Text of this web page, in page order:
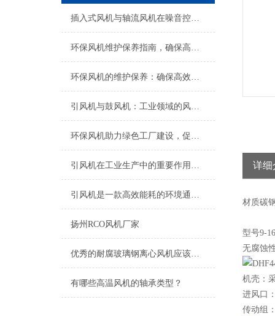
插入式风机与轴流风机在噪音控制上有何差异？
环保风机维护保养指南，确保高效稳定运行
环保风机的维护保养：确保高效运行的关键
引风机与鼓风机：工业领域的风动双子星
环保风机助力绿色工厂建设，促进节能减排
引风机在工业生产中的重要作用及发展趋势
引风机是一款高效能耗的环境通风设备
扬州RCO风机厂家
优秀的耐腐玻璃钢离心风机应该具备以下特点
有哪些高温风机的轴承类型？
详细
材质碳
型号9-
无腐蚀
机壳：
进风口
传动组